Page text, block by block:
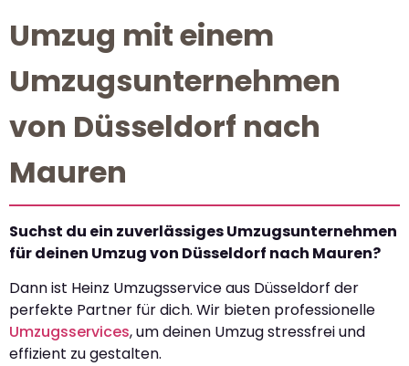
Umzug mit einem
Umzugsunternehmen
von Düsseldorf nach
Mauren
Suchst du ein zuverlässiges Umzugsunternehmen
für deinen Umzug von Düsseldorf nach Mauren?
Dann ist Heinz Umzugsservice aus Düsseldorf der
perfekte Partner für dich. Wir bieten professionelle
Umzugsservices, um deinen Umzug stressfrei und
effizient zu gestalten.